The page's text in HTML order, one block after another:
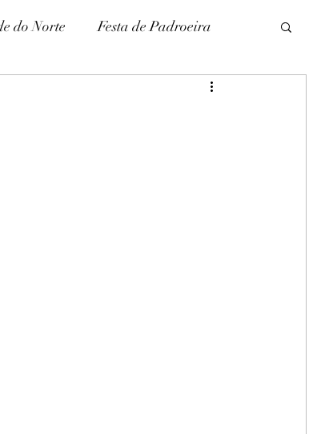
do Norte Festa de Padroeira
Literatura